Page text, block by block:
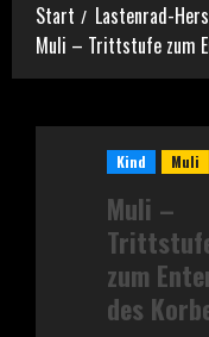
Start Lastenrad-
Muli – Trittstufe zum
Kind Muli
Muli –
zum
des